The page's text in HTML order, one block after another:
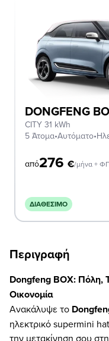
DONGFENG
CITY 31 kWh
5 Άτομα•Αυτόματο•
από276 €/μήνα +
ΔΙΑΘΈΣΙΜΟ
Περιγραφή
Dongfeng BOX: Πόλη,
Οικονομία
Ανακάλυψε το
ηλεκτρικό supermini
την μετακίνηση σου